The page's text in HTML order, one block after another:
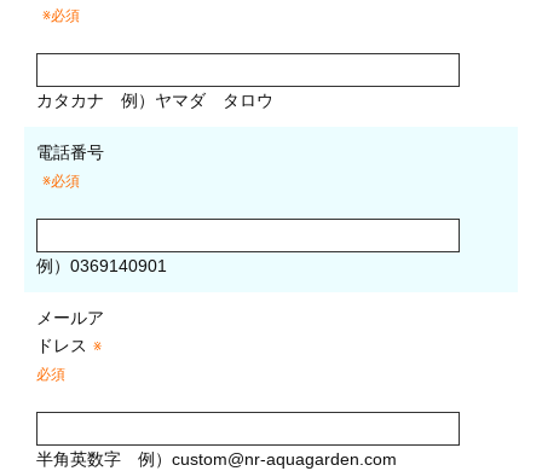
※必須
カタカナ 例）ヤマダ タロウ
電話番号
※必須
例）0369140901
メールア
ドレス ※
必須
半角英数字 例） custom@nr-aquagarden.com